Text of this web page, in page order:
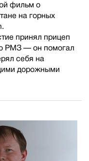
фильм о
на горных
принял прицеп
РМЗ — он помогал
себя на
дорожными